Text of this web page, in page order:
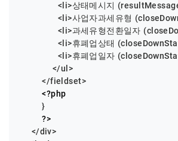
<li>상태메시지
<li>사업자과세유형
<li>과세유형전환일자
<li>휴폐업상태
<li>휴폐업일자
            </ul>
        </fieldset>
<?php
        }
?>
    </div>